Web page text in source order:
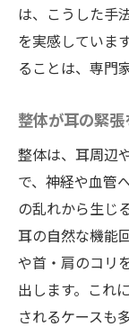
は、こうした手
を実感していま
ることは、専門
整体が耳の緊
整体は、耳周辺
で、神経や血管
の乱れから生じ
耳の自然な機能
や首・肩のコリ
出します。これ
されるケースも